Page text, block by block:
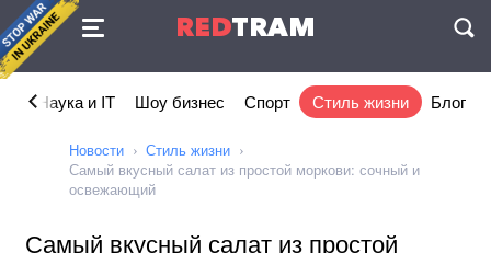
REDTRAM
Соглашение
Наука и IT Шоу бизнес Спорт Стиль жизни Блог
Новости
Стиль жизни
Самый вкусный салат из простой моркови: сочный и
освежающий
Самый вкусный салат из простой